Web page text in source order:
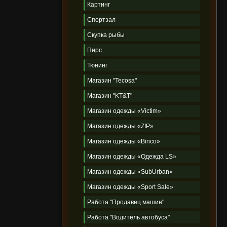
Картинг
Спортзал
Скупка рыбы
Пирс
Тюнинг
Магазин "Tecosa"
Магазин "KT&T"
Магазин одежды «Victim»
Магазин одежды «ZIP»
Магазин одежды «Binco»
Магазин одежды «Одежда LS»
Магазин одежды «SubUrban»
Магазин одежды «Sport Sale»
Работа "Продавец машин"
Работа "Водитель автобуса"